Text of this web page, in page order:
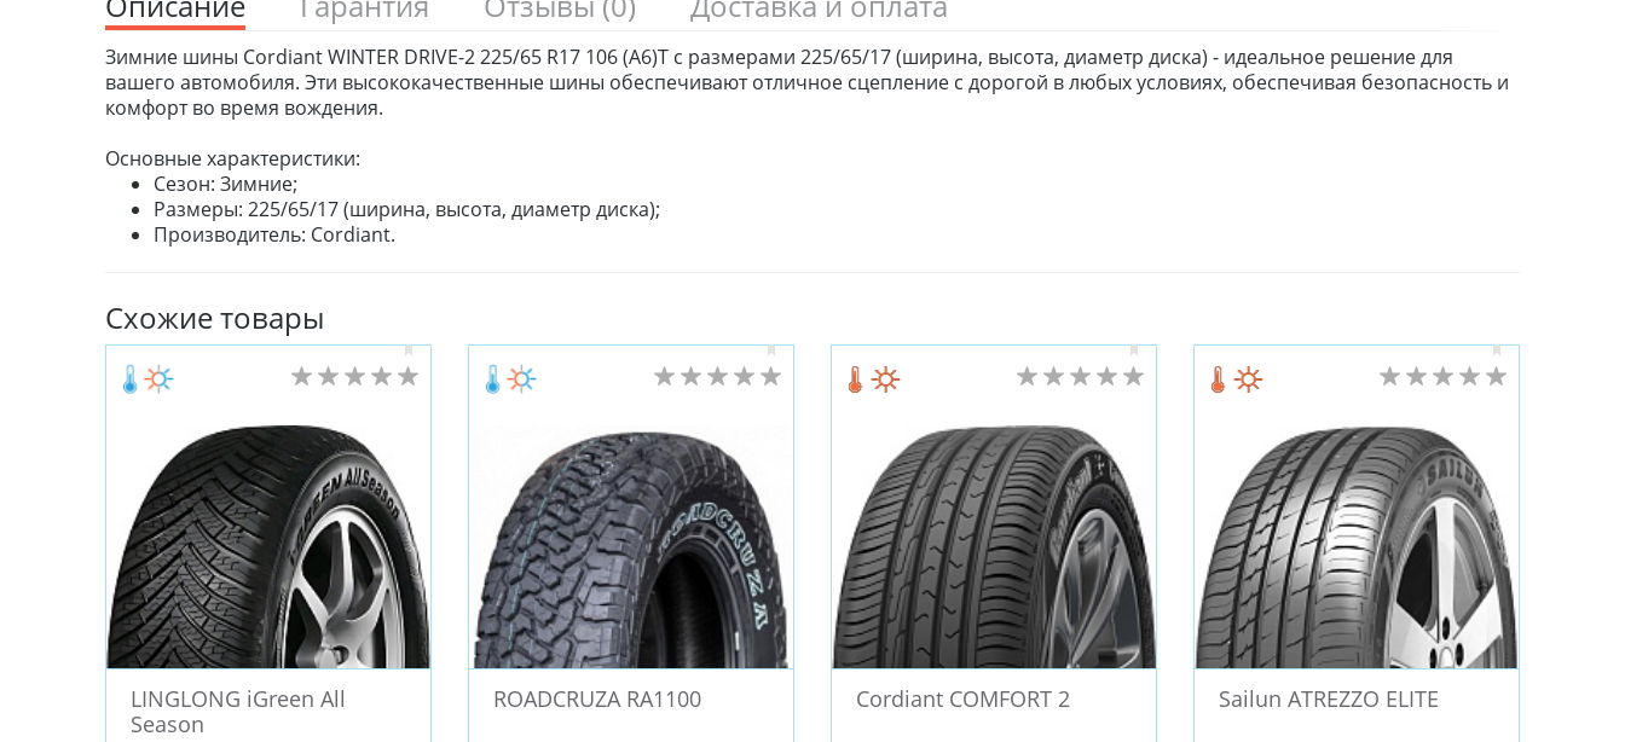
Зимние шины Cordiant WINTER DRIVE-2 225/65 R17 106 (A6)T с размерами 225/65/17 (ширина, высота, диаметр диска) - идеальное решение для
вашего автомобиля. Эти высококачественные шины обеспечивают отличное сцепление с дорогой в любых условиях, обеспечивая безопасность и
комфорт во время вождения.
Основные характеристики:
Сезон: Зимние;
Размеры: 225/65/17 (ширина, высота, диаметр диска);
Производитель: Cordiant.
Схожие товары
LINGLONG iGreen All
Season
ROADCRUZA RA1100 Cordiant COMFORT 2 Sailun ATREZZO ELITE